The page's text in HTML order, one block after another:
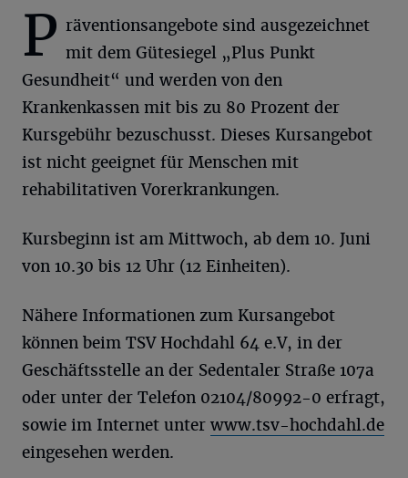
P räventionsangebote sind ausgezeichnet
mit dem Gütesiegel „Plus Punkt
Gesundheit“ und werden von den
Krankenkassen mit bis zu 80 Prozent der
Kursgebühr bezuschusst. Dieses Kursangebot
ist nicht geeignet für Menschen mit
rehabilitativen Vorerkrankungen.
Kursbeginn ist am Mittwoch, ab dem 10. Juni
von 10.30 bis 12 Uhr (12 Einheiten).
Nähere Informationen zum Kursangebot
können beim TSV Hochdahl 64 e.V, in der
Geschäftsstelle an der Sedentaler Straße 107a
oder unter der Telefon 02104/80992-0 erfragt,
sowie im Internet unter www.tsv-hochdahl.de
eingesehen werden.